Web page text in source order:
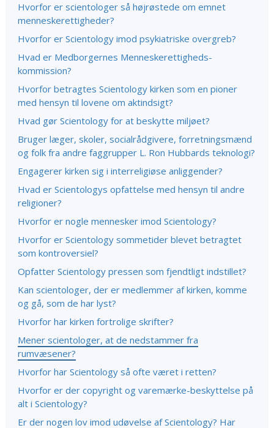
Hvorfor er scientologer så højrøstede om emnet
menneskerettigheder?
Hvorfor er Scientology imod psykiatriske overgreb?
Hvad er Medborgernes Menneskerettigheds­
kommission?
Hvorfor betragtes Scientology kirken som en pioner
med hensyn til lovene om aktindsigt?
Hvad gør Scientology for at beskytte miljøet?
Bruger læger, skoler, socialrådgivere, forretningsmænd
og folk fra andre faggrupper L. Ron Hubbards teknologi?
Engagerer kirken sig i interreligiøse anliggender?
Hvad er Scientologys opfattelse med hensyn til andre
religioner?
Hvorfor er nogle mennesker imod Scientology?
Hvorfor er Scientology sommetider blevet betragtet
som kontroversiel?
Opfatter Scientology pressen som fjendtligt indstillet?
Kan scientologer, der er medlemmer af kirken, komme
og gå, som de har lyst?
Hvorfor har kirken fortrolige skrifter?
Mener scientologer, at de nedstammer fra
rumvæsener?
Hvorfor har Scientology så ofte været i retten?
Hvorfor er der copyright og varemærke-beskyttelse på
alt i Scientology?
Er der nogen lov imod udøvelse af Scientology? Har